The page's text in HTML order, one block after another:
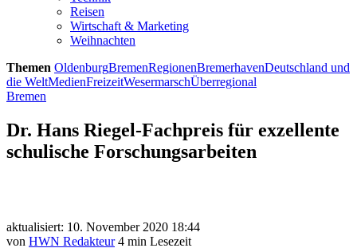
Reisen
Wirtschaft & Marketing
Weihnachten
Themen OldenburgBremenRegionenBremerhavenDeutschland und
die WeltMedienFreizeitWesermarschÜberregional
Bremen
Dr. Hans Riegel-Fachpreis für exzellente
schulische Forschungsarbeiten
aktualisiert: 10. November 2020 18:44
von HWN Redakteur 4 min Lesezeit